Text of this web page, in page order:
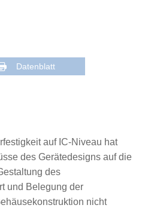
Datenblatt
auf IC-Niveau hat
des Gerätedesigns auf die
des
und Belegung der
nicht